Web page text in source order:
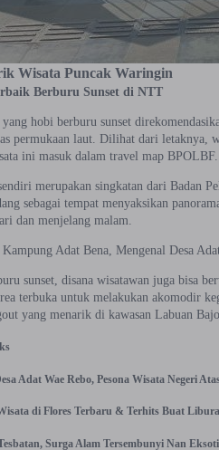
Wisata Puncak Waringin
Berburu Sunset di NTT
yang hobi berburu sunset
permukaan laut. Dilihat dari letaknya,
ini masuk dalam travel map BPOLBF.
merupakan singkatan dari Badan
sebagai tempat menyaksikan
dan menjelang malam.
Kampung Adat Bena, Mengenal Desa
sunset, disana wisatawan juga bisa
terbuka untuk melakukan akomodir
yang menarik di kawasan Labuan
Adat Wae Rebo, Pesona Wisata Negeri
di Flores Terbaru & Terhits Buat
Surga Alam Tersembunyi Nan